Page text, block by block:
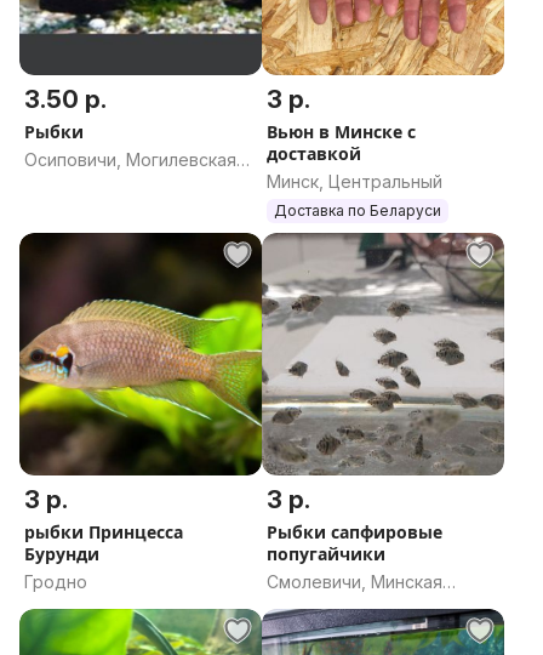
3.50 р.
Рыбки
Осиповичи, Могилевская
3 р.
Вьюн в Минске с
доставкой
Минск, Центральный
Доставка по Беларуси
3 р.
рыбки Принцесса
Бурунди
Гродно
3 р.
Рыбки сапфировые
попугайчики
Смолевичи, Минская
область